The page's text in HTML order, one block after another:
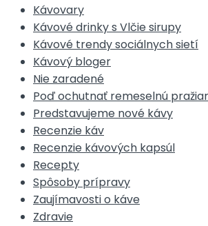
Kávovary
Kávové drinky s Vlčie sirupy
Kávové trendy sociálnych sietí
Kávový bloger
Nie zaradené
Poď ochutnať remeselnú
Predstavujeme nové kávy
Recenzie káv
Recenzie kávových kapsúl
Recepty
Spôsoby prípravy
Zaujímavosti o káve
Zdravie